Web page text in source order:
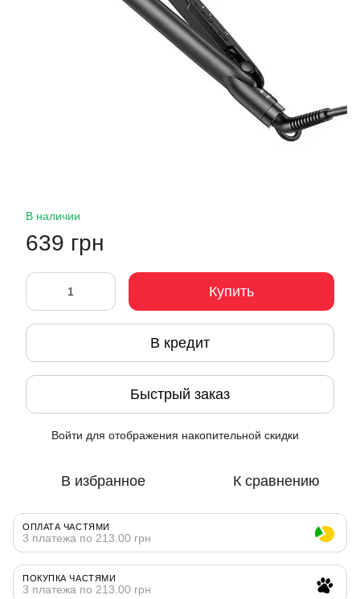
В наличии
639 грн
Купить
В кредит
Быстрый заказ
Войти для отображения накопительной скидки
В избранное К сравнению
ОПЛАТА ЧАСТЯМИ
3 платежа по 213.00 грн
ПОКУПКА ЧАСТЯМИ
3 платежа по 213.00 грн